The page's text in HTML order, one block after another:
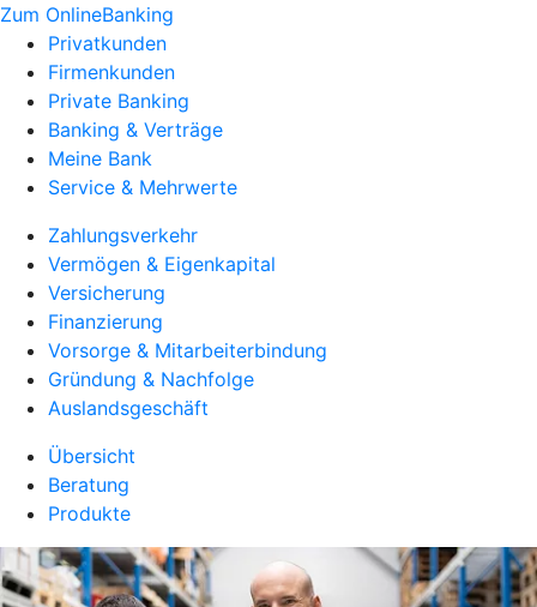
Zum OnlineBanking
Privatkunden
Firmenkunden
Private Banking
Banking & Verträge
Meine Bank
Service & Mehrwerte
Zahlungsverkehr
Vermögen & Eigenkapital
Versicherung
Finanzierung
Vorsorge & Mitarbeiterbindung
Gründung & Nachfolge
Auslandsgeschäft
Übersicht
Beratung
Produkte